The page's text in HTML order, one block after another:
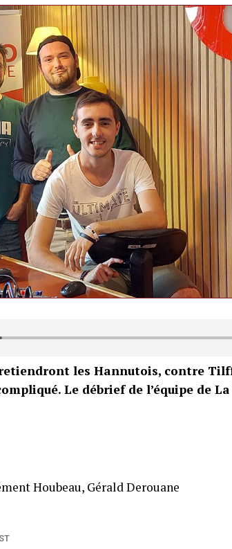
retiendront les Hannutois, contre
Le débrief de l’équipe de La
Houbeau, Gérald Derouane